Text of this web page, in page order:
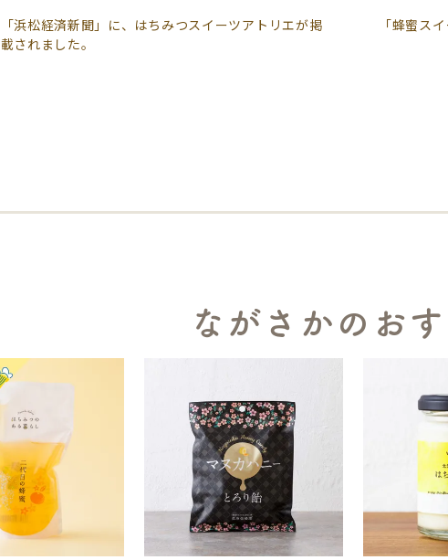
「浜松経済新聞」に、はちみつスイーツアトリエが掲
載されました。
「蜂蜜ス
ながさかのお